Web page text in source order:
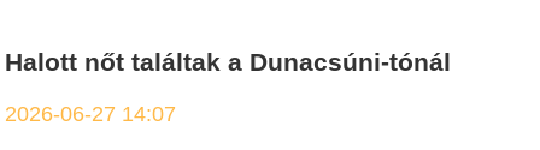
Halott nőt találtak a Dunacsúni-tónál
2026-06-27 14:07